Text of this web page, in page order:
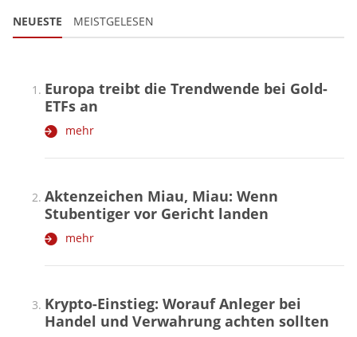
NEUESTE MEISTGELESEN
Europa treibt die Trendwende bei Gold-
ETFs an
mehr
Aktenzeichen Miau, Miau: Wenn
Stubentiger vor Gericht landen
mehr
Krypto-Einstieg: Worauf Anleger bei
Handel und Verwahrung achten sollten